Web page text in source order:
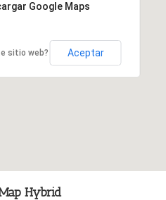
Google Maps
sitio web? Aceptar
Hybrid